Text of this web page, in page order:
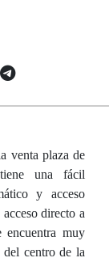
venta plaza de
una fácil
y acceso
directo a
encuentra muy
del centro de la